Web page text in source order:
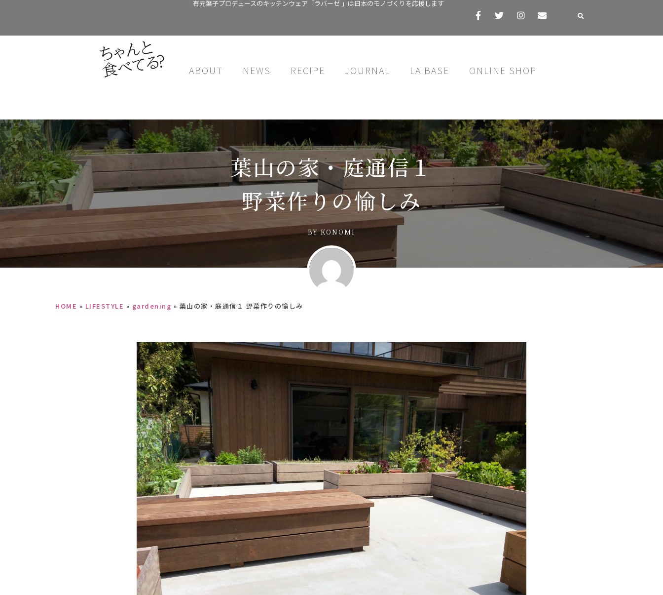
有元葉子プロデュースのキッチンウェア「ラバーゼ 」は日本のモノづくりを応援します
ABOUT NEWS RECIPE JOURNAL LA BASE ONLINE SHOP
葉山の家・庭通信１
野菜作りの愉しみ
BYKONOMI
HOME » LIFESTYLE » gardening » 葉山の家・庭通信１ 野菜作りの愉しみ